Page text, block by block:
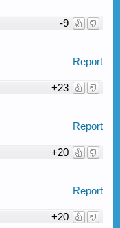
-9
Report
+23
Report
+20
Report
+20